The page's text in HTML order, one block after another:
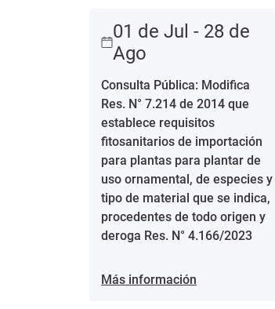
01 de Jul - 28 de
Ago
Consulta Pública: Modifica
Res. N° 7.214 de 2014 que
establece requisitos
fitosanitarios de importación
para plantas para plantar de
uso ornamental, de especies y
tipo de material que se indica,
procedentes de todo origen y
deroga Res. N° 4.166/2023
Más información